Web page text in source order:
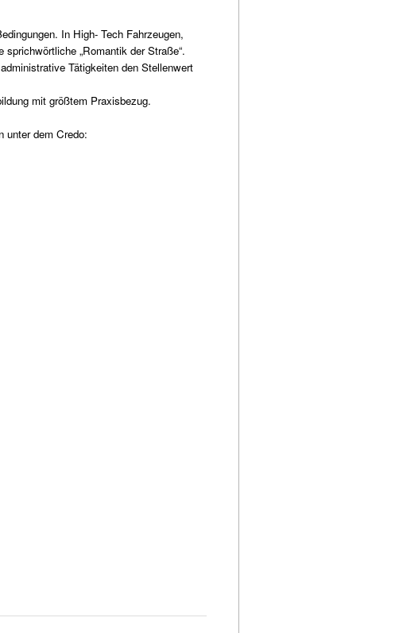
In High- Tech Fahrzeugen,
„Romantik der Straße“.
Tätigkeiten den Stellenwert
mit größtem Praxisbezug.
unter dem Credo: